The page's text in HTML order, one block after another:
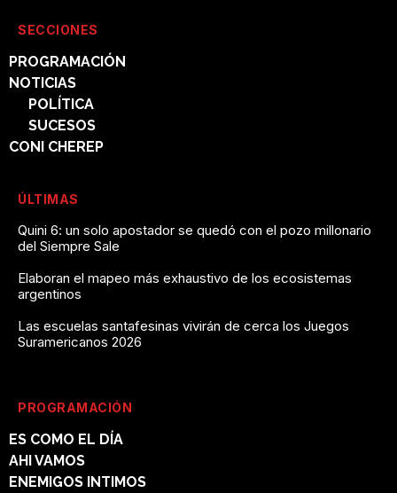
SECCIONES
PROGRAMACIÓN
NOTICIAS
POLÍTICA
SUCESOS
CONI CHEREP
ÚLTIMAS
Quini 6: un solo apostador se quedó con el pozo millonario
del Siempre Sale
Elaboran el mapeo más exhaustivo de los ecosistemas
argentinos
Las escuelas santafesinas vivirán de cerca los Juegos
Suramericanos 2026
PROGRAMACIÓN
ES COMO EL DÍA
AHI VAMOS
ENEMIGOS INTIMOS